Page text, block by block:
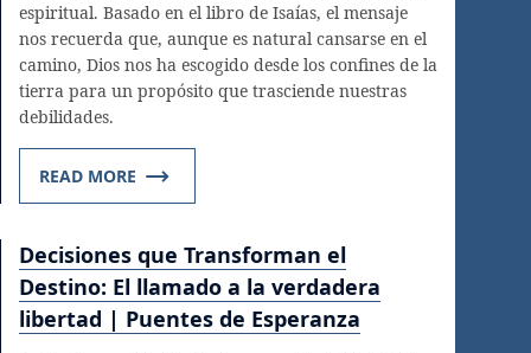
espiritual. Basado en el libro de Isaías, el mensaje
nos recuerda que, aunque es natural cansarse en el
camino, Dios nos ha escogido desde los confines de la
tierra para un propósito que trasciende nuestras
debilidades.
READ MORE
Decisiones que Transforman el
Destino: El llamado a la verdadera
libertad | Puentes de Esperanza